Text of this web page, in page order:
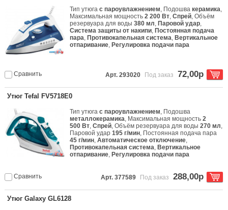
Тип утюгас пароувлажнением, Подошвакерамика,
Максимальная мощность2 200 Вт,Спрей, Объём
резервуара для воды380 мл, Паровой удар,
Система защиты от накипи, Постоянная подача
пара, Противокапельная система, Вертикальное
отпаривание, Регулировка подачи пара
Сравнить Арт. 293020 Под заказ 72,00р
Утюг Tefal FV5718E0
Тип утюгас пароувлажнением, Подошва
металлокерамика, Максимальная мощность2
500 Вт,Спрей, Объём резервуара для воды270 мл,
Паровой удар195 г/мин, Постоянная подача пара
45 г/мин,Автоматическое отключение,
Противокапельная система, Вертикальное
отпаривание, Регулировка подачи пара
Сравнить Арт. 377589 Под заказ 288,00р
Утюг Galaxy GL6128